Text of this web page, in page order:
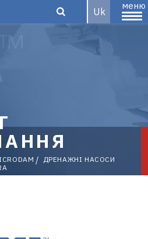
Uk
меню
ДРЕНАЖНІ НАСОСИ